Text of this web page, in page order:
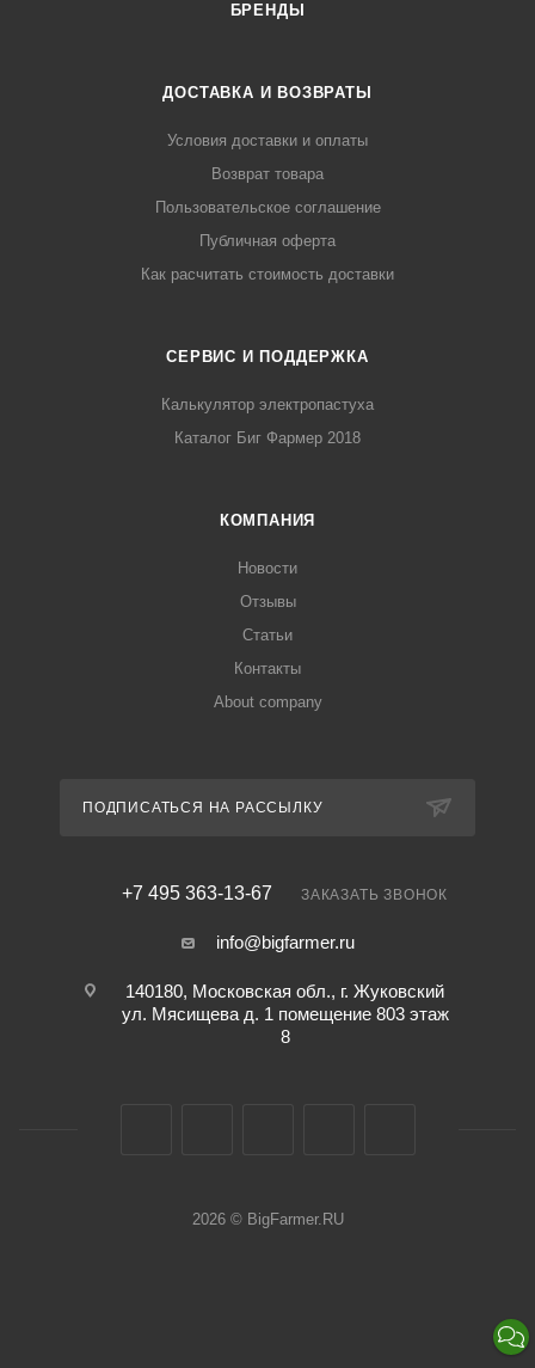
БРЕНДЫ
ДОСТАВКА И ВОЗВРАТЫ
Условия доставки и оплаты
Возврат товара
Пользовательское соглашение
Публичная оферта
Как расчитать стоимость доставки
СЕРВИС И ПОДДЕРЖКА
Калькулятор электропастуха
Каталог Биг Фармер 2018
КОМПАНИЯ
Новости
Отзывы
Статьи
Контакты
About company
ПОДПИСАТЬСЯ НА РАССЫЛКУ
+7 495 363-13-67 ЗАКАЗАТЬ ЗВОНОК
info@bigfarmer.ru
140180, Московская обл., г. Жуковский
ул. Мясищева д. 1 помещение 803 этаж
8
2026 © BigFarmer.RU